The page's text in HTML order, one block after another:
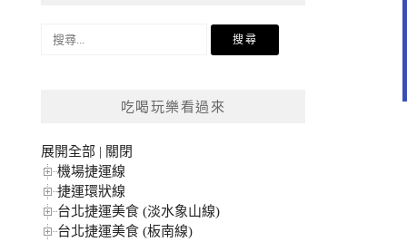
搜
吃喝玩樂看過來
展開全部 | 關閉
機場捷運線
捷運環狀線
台北捷運美食 (淡水象山線)
台北捷運美食 (板南線)